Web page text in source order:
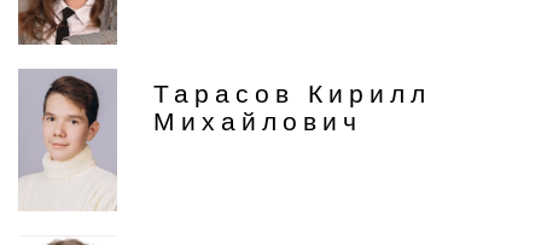
Тарасов Кирилл
Михайлович